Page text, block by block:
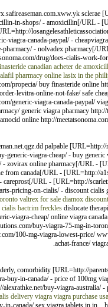
in-shops/ - amoxicillin[/URL -
viagra-canada-paypal/ -
- nolvadex pharmacy[/
drug/does-cialis-work-
canadian acheter de
pharmacy online lasix in the
propecia/ buy finasteride online
levitra-online-not-fake/ safe
generic-viagra-canada-paypal/
generic viagra pharmacy
online http://
palpable
generic-viagra-cheap/ - buy
zovirax online pharmacy[/URL -
from canada[/URL - [URL=http://
URL - [URL=http://
pricing-on-cialis/ - discount
valtrex for sale diamox
cialis bactrim frecklesdislocate
viagra-cheap/ online viagra
buy-viagra-75-mg-in-
100-mg-viagra-lowest-price/
achat-france/
comorbidity [URL=http://
buy-in-canada/ - price of 100mg
buy-viagra-
delivery viagra viagra purchase usa
in-canada/ sex viagra tablets in